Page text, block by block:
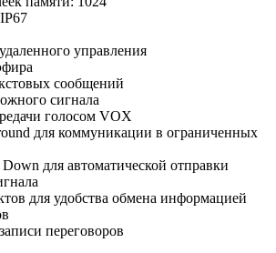
управления
сообщений
сигнала
голосом VOX
для коммуникации в ограниченных
для автоматической отправки
для удобства обмена информацией
переговоров